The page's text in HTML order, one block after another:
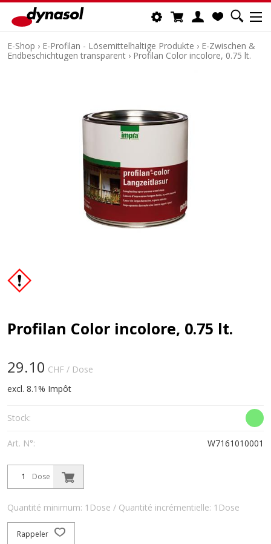
E-Shop › E-Profilan - Lösemittelhaltige Produkte › E-Zwischen &
Endbeschichtugen transparent › Profilan Color incolore, 0.75 lt.
Profilan Color incolore, 0.75 lt.
29.10 CHF / Dose
excl. 8.1% Impôt
Stock:
Art. N°: W7161010001
Dose
Quantité minimum: 1Dose / Quantité incrémentielle: 1Dose
Rappeler